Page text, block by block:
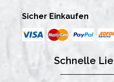
Sicher Einkaufen
Schnelle